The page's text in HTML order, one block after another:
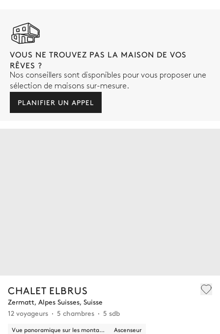
VOUS NE TROUVEZ PAS LA MAISON DE VOS
RÊVES ?
Nos conseillers sont disponibles pour vous proposer une
sélection de maisons sur-mesure.
PLANIFIER UN APPEL
CHALET ELBRUS
Zermatt, Alpes Suisses, Suisse
12 voyageurs
5 chambres 5 sdb
Vue panoramique sur les montagnes Ascenseur